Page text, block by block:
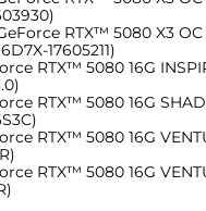
RTX™ 5080 X3
17605211)
RTX™ 5080 16G
RTX™ 5080 16G
RTX™ 5080 16G
RTX™ 5080 16G